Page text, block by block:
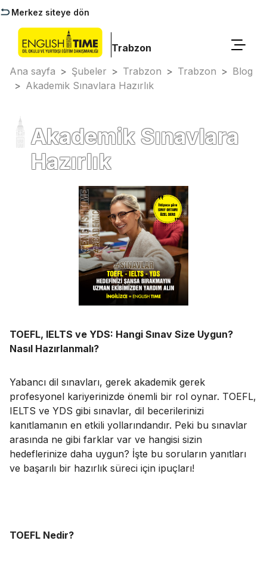
Merkez siteye dön
Trabzon
Ana sayfa > Şubeler > Trabzon > Trabzon > Blog
> Akademik Sınavlara Hazırlık
Akademik Sınavlara
Hazırlık
TOEFL, IELTS ve YDS: Hangi Sınav Size Uygun?
Nasıl Hazırlanmalı?
Yabancı dil sınavları, gerek akademik gerek
profesyonel kariyerinizde önemli bir rol oynar. TOEFL,
IELTS ve YDS gibi sınavlar, dil becerilerinizi
kanıtlamanın en etkili yollarındandır. Peki bu sınavlar
arasında ne gibi farklar var ve hangisi sizin
hedeflerinize daha uygun? İşte bu soruların yanıtları
ve başarılı bir hazırlık süreci için ipuçları!
TOEFL Nedir?